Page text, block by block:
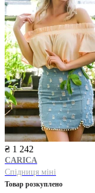
₴ 1 242
CARICA
Спідниця міні
Товар розкуплено